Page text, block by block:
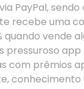
PayPal, sendo
recebe uma
quando vende
pressuroso
com prêmios
conhecimento